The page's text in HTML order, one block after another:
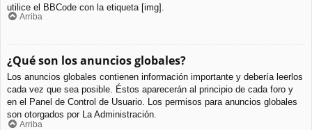
utilice el BBCode con la etiqueta [img].
Arriba
¿Qué son los anuncios globales?
Los anuncios globales contienen información importante y debería leerlos
cada vez que sea posible. Éstos aparecerán al principio de cada foro y
en el Panel de Control de Usuario. Los permisos para anuncios globales
son otorgados por La Administración.
Arriba